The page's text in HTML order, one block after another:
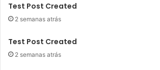
Test Post Created
2 semanas atrás
Test Post Created
2 semanas atrás